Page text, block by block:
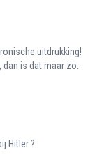
uitdrukking!
dan is dat maar zo.
Hitler ?